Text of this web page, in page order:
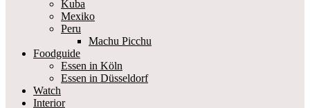
Kuba
Mexiko
Peru
Machu Picchu
Foodguide
Essen in Köln
Essen in Düsseldorf
Watch
Interior